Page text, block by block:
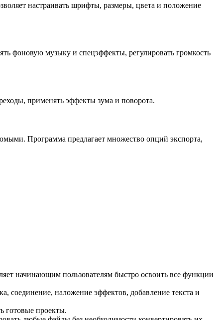
настраивать шрифты, размеры, цвета и положение
фоновую музыку и спецэффекты, регулировать громкость
применять эффекты зума и поворота.
Программа предлагает множество опций экспорта,
начинающим пользователям быстро освоить все функции
соединение, наложение эффектов, добавление текста и
готовые проекты.